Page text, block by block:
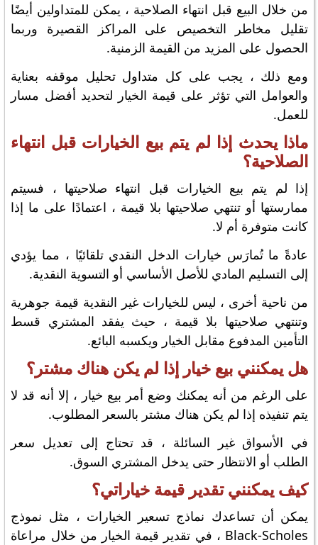
من خلال البيع قبل انتهاء الصلاحية ، يمكن للمتداولين أيضًا
تقليل مخاطر التخصيص على المراكز القصيرة وربما
الحصول على المزيد من القيمة الزمنية.
ومع ذلك ، يجب على كل متداول تحليل موقفه بعناية
والعوامل التي تؤثر على قيمة الخيار لتحديد أفضل مسار
للعمل.
ماذا يحدث إذا لم يتم بيع الخيارات قبل انتهاء
الصلاحية؟
إذا لم يتم بيع الخيارات قبل انتهاء صلاحيتها ، فسيتم
ممارستها أو تنتهي صلاحيتها بلا قيمة ، اعتمادًا على ما إذا
كانت متوفرة أم لا.
عادةً ما تُمارَس خيارات الدخل النقدي تلقائيًا ، مما يؤدي
إلى التسليم المادي للأصل الأساسي أو التسوية النقدية.
من ناحية أخرى ، ليس للخيارات غير النقدية قيمة جوهرية
وتنتهي صلاحيتها بلا قيمة ، حيث يفقد المشتري قسط
التأمين المدفوع مقابل الخيار ويكسبه البائع.
هل يمكنني بيع خيار إذا لم يكن هناك مشتر؟
على الرغم من أنه يمكنك وضع أمر بيع خيار ، إلا أنه قد لا
يتم تنفيذه إذا لم يكن هناك مشتر بالسعر المطلوب.
في الأسواق غير السائلة ، قد تحتاج إلى تعديل سعر
الطلب أو الانتظار حتى يدخل المشتري السوق.
كيف يمكنني تقدير قيمة خياراتي؟
يمكن أن تساعدك نماذج تسعير الخيارات ، مثل نموذج
Black-Scholes ، في تقدير قيمة الخيار من خلال مراعاة